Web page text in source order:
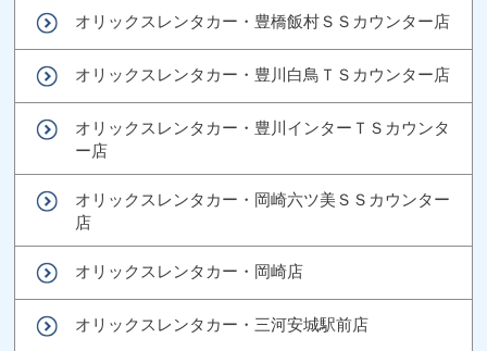
オリックスレンタカー・豊橋飯村ＳＳカウンター店
オリックスレンタカー・豊川白鳥ＴＳカウンター店
オリックスレンタカー・豊川インターＴＳカウンタ
ー店
オリックスレンタカー・岡崎六ツ美ＳＳカウンター
店
オリックスレンタカー・岡崎店
オリックスレンタカー・三河安城駅前店